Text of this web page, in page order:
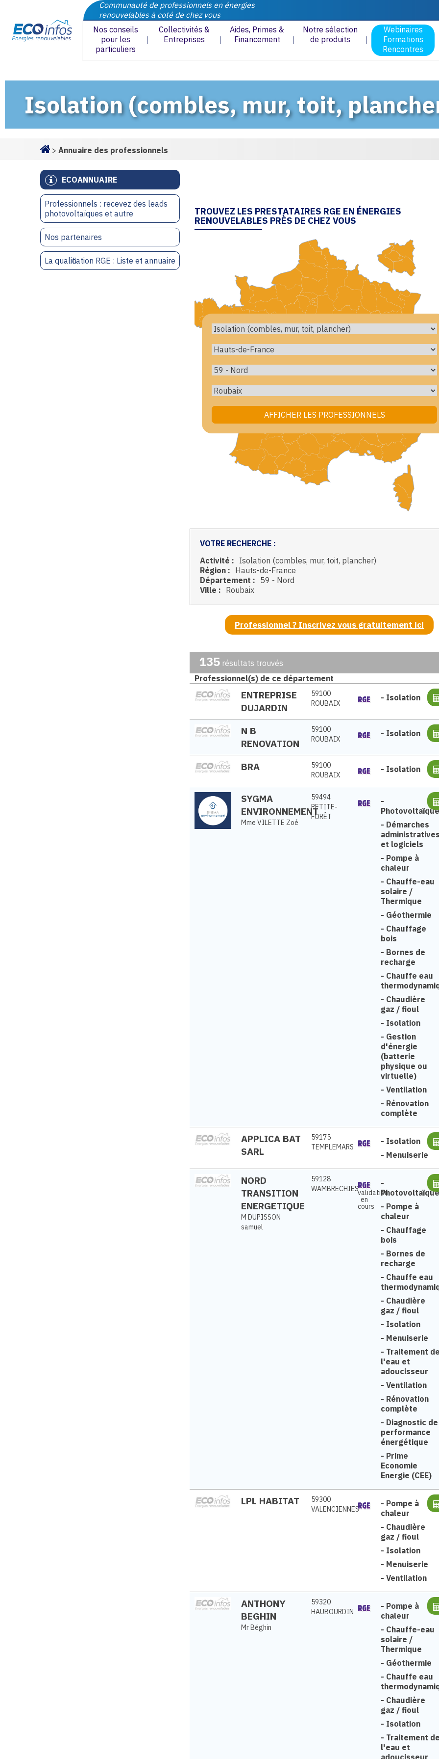
Communauté de professionnels en énergies
renouvelables à coté de chez vous
Nos conseils
pour les
particuliers
Collectivités &
Entreprises
Aides, Primes &
Financement
Notre sélection
de produits
Webinaires
Formations
Rencontres
Isolation (combles, mur, toit,
> Annuaire des professionnels
ECOANNUAIRE
Professionnels : recevez des leads
photovoltaïques et autre
Nos partenaires
La qualification RGE : Liste et annuaire
TROUVEZ LES PRESTATAIRES RGE EN ÉNERGIES
RENOUVELABLES PRÈS DE CHEZ VOUS
VOTRE RECHERCHE :
Activité : Isolation (combles, mur, toit, plancher)
Région : Hauts-de-France
Département : 59 - Nord
Ville : Roubaix
Professionnel ? Inscrivez vous gratuitement ici
135 résultats trouvés
Professionnel(s) de ce département
ENTREPRISE
DUJARDIN
59100
ROUBAIX
- Isolation
N B
RENOVATION
59100
ROUBAIX
- Isolation
BRA
59100
ROUBAIX
- Isolation
SYGMA
ENVIRONNEMENT
Mme VILETTE Zoé
59494
PETITE-
FORÊT
-
Photovoltaïque
- Démarches
et logiciels
- Pompe à
chaleur
- Chauffe-eau
solaire /
Thermique
- Géothermie
- Chauffage
bois
- Bornes de
recharge
- Chauffe eau
- Chaudière
gaz / fioul
- Isolation
- Gestion
d'énergie
(batterie
physique ou
virtuelle)
- Ventilation
- Rénovation
complète
APPLICA BAT
SARL
59175
TEMPLEMARS
- Isolation
- Menuiserie
NORD
TRANSITION
ENERGETIQUE
M DUPISSON
samuel
59128
WAMBRECHIESvalidation
en
cours
-
Photovoltaïque
- Pompe à
chaleur
- Chauffage
bois
- Bornes de
recharge
- Chauffe eau
- Chaudière
gaz / fioul
- Isolation
- Menuiserie
- Traitement
l'eau et
adoucisseur
- Ventilation
- Rénovation
complète
- Diagnostic de
performance
énergétique
- Prime
Economie
Energie (CEE)
LPL HABITAT
59300
VALENCIENNES
- Pompe à
chaleur
- Chaudière
gaz / fioul
- Isolation
- Menuiserie
- Ventilation
ANTHONY
BEGHIN
Mr Béghin
59320
HAUBOURDIN
- Pompe à
chaleur
- Chauffe-eau
solaire /
Thermique
- Géothermie
- Chauffe eau
- Chaudière
gaz / fioul
- Isolation
- Traitement
l'eau et